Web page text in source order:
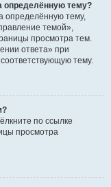
определённую тему?
определённую тему,
темой»,
просмотра тем.
ответа» при
тему.
по ссылке
просмотра